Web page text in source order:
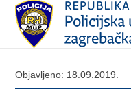
Objavljeno: 18.09.2019.